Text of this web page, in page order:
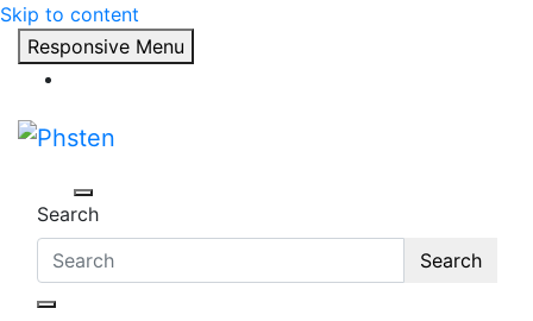
Skip to content
Responsive Menu
Phsten
Search
Search